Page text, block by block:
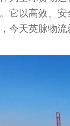
它以高效、
今天英脉物